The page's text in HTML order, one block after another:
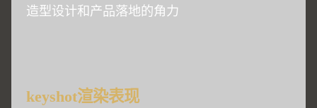
造型设计和产品落地的角力
keyshot渲染表现